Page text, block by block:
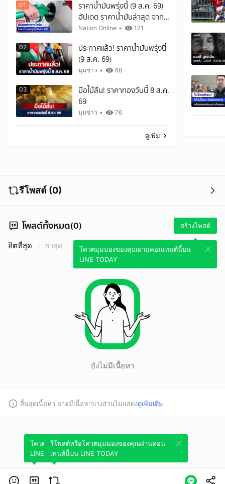
01
ราคาน้ำมันพรุ่งนี้ (9 ส.ค. 69)
อัปเดต ราคาน้ำมันล่าสุด จาก
ปั๊มใหญ่
Nation Online • 121
02
ประกาศแล้ว! ราคาน้ำมันพรุ่งนี้
(9 ส.ค. 69)
มุมข่าว • 88
03
มือไม้สั่น! ราคาทองวันนี้ 8 ส.ค.
69
มุมข่าว • 76
ดูเพิ่ม
รีโพสต์ (0)
โพสต์ทั้งหมด(0) สร้างโพสต์
โควตมุมมองของคุณผ่านคอนเทนต์นี้บน
LINE TODAY
ฮิตที่สุด ล่าสุด
ยังไม่มีเนื้อหา
สิ้นสุดเนื้อหา อาจมีเนื้อหาบางส่วนไม่แสดงดูเพิ่มเติม
โควตมุมมองของคุณผ่านคอนเทนต์นี้บน
LINE TODAY
รีโพสต์หรือโควตมุมมองของคุณผ่านคอน
เทนต์นี้บน LINE TODAY